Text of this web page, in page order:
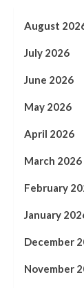
August
July 2026
June 2026
May 2026
April 2026
March 2026
February
January
December
November